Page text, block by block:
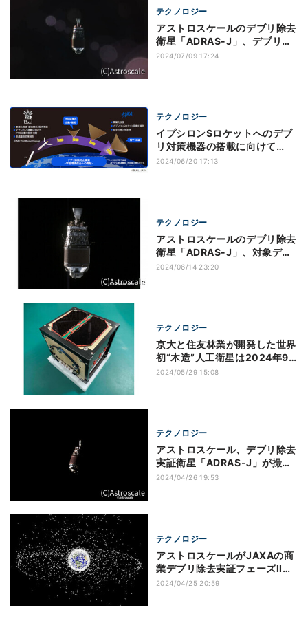
テクノロジー
アストロスケールのデブリ除去
衛星「ADRAS-J」、デブリま
で50mの距離に接近し周回観
2024/07/09 17:24
テクノロジー
イプシロンSロケットへのデブ
リ対策機器の搭載に向けて
JAXAとBULLが共創
2024/06/20 17:13
テクノロジー
アストロスケールのデブリ除去
衛星「ADRAS-J」、対象デブ
リまで約50mの距離まで接近
2024/06/14 23:20
テクノロジー
京大と住友林業が開発した世界
初“木造”人工衛星は2024年9
月打ち上げへ
2024/05/29 15:08
テクノロジー
アストロスケール、デブリ除去
実証衛星「ADRAS-J」が撮影
したデブリの画像を公開
2024/04/26 19:53
テクノロジー
アストロスケールがJAXAの商
業デブリ除去実証フェーズIIに
選定、新たな実証衛星の開発へ
2024/04/25 20:59